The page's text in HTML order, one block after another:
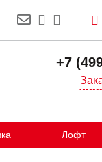
+7
Лофт